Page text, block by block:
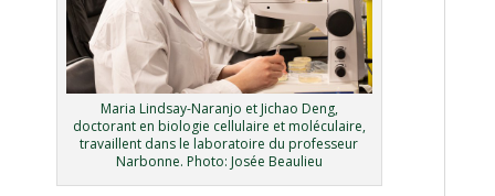
Maria Lindsay-Naranjo et Jichao Deng,
doctorant en biologie cellulaire et moléculaire,
travaillent dans le laboratoire du professeur
Narbonne. Photo: Josée Beaulieu